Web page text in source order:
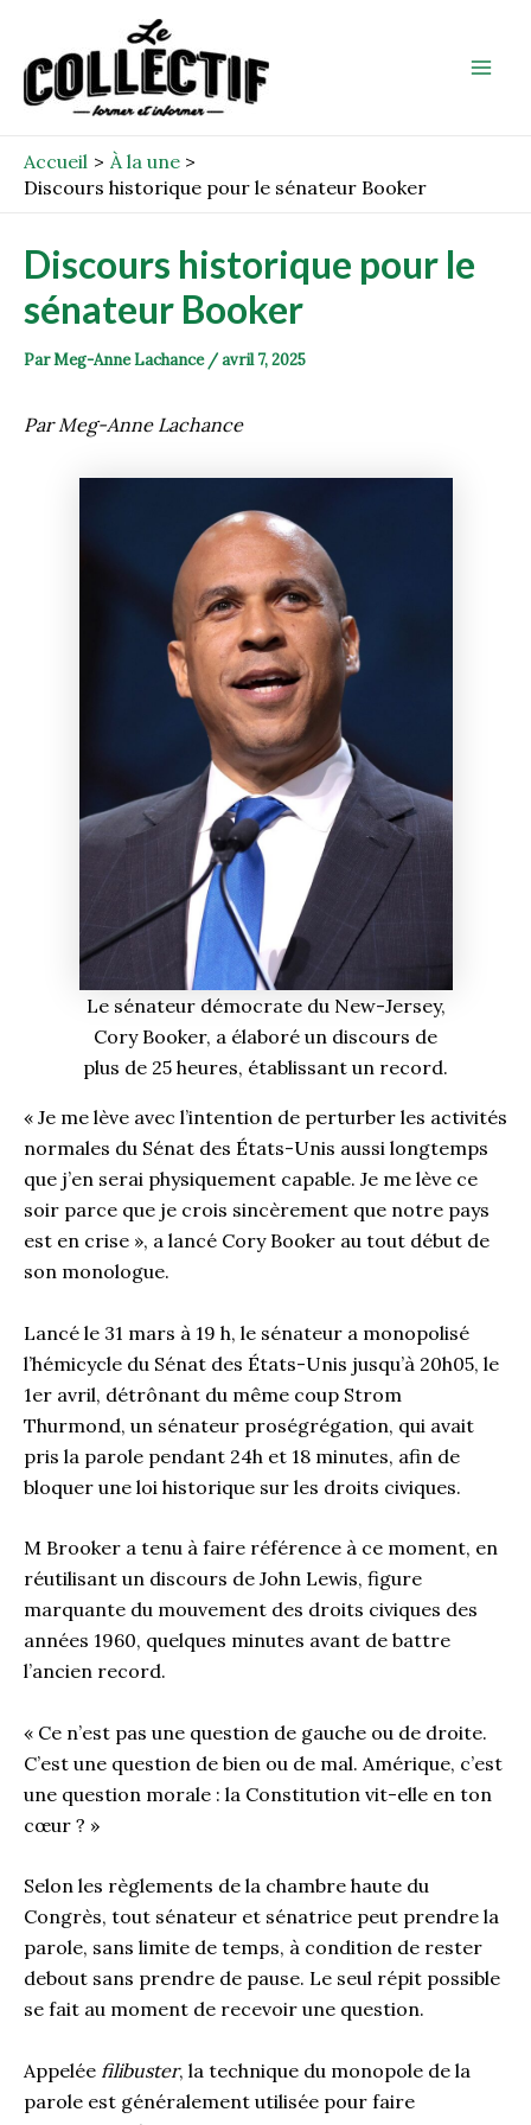
contenu
Accueil
À la une
Discours historique pour le sénateur Booker
Discours historique pour le
sénateur Booker
ParMeg-Anne Lachance /avril 7, 2025
Par Meg-Anne Lachance
Le sénateur démocrate du New-Jersey,
Cory Booker, a élaboré un discours de
plus de 25 heures, établissant un record.
« Je me lève avec l’intention de perturber les activités
normales du Sénat des États-Unis aussi longtemps
que j’en serai physiquement capable. Je me lève ce
soir parce que je crois sincèrement que notre pays
est en crise », a lancé Cory Booker au tout début de
son monologue.
Lancé le 31 mars à 19 h, le sénateur a monopolisé
l’hémicycle du Sénat des États-Unis jusqu’à 20h05, le
1er avril, détrônant du même coup Strom
Thurmond, un sénateur proségrégation, qui avait
pris la parole pendant 24h et 18 minutes, afin de
bloquer une loi historique sur les droits civiques.
M Brooker a tenu à faire référence à ce moment, en
réutilisant un discours de John Lewis, figure
marquante du mouvement des droits civiques des
années 1960, quelques minutes avant de battre
l’ancien record.
« Ce n’est pas une question de gauche ou de droite.
C’est une question de bien ou de mal. Amérique, c’est
une question morale : la Constitution vit-elle en ton
cœur ? »
Selon les règlements de la chambre haute du
Congrès, tout sénateur et sénatrice peut prendre la
parole, sans limite de temps, à condition de rester
debout sans prendre de pause. Le seul répit possible
se fait au moment de recevoir une question.
Appelée filibuster, la technique du monopole de la
parole est généralement utilisée pour faire
navigation